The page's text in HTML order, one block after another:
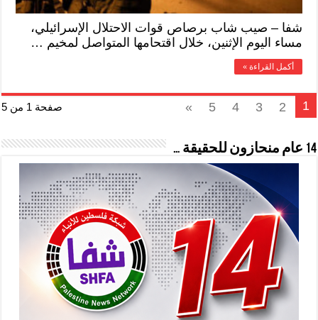
شفا – صيب شاب برصاص قوات الاحتلال الإسرائيلي،
مساء اليوم الإثنين، خلال اقتحامها المتواصل لمخيم …
أكمل القراءة »
صفحة 1 من 5 1
2
3
4
5
»
14 عام منحازون للحقيقة …